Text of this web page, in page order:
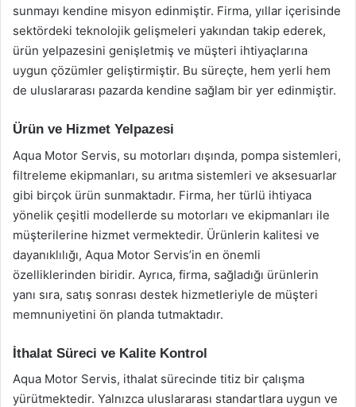
sunmayı kendine misyon edinmiştir. Firma, yıllar içerisinde
sektördeki teknolojik gelişmeleri yakından takip ederek,
ürün yelpazesini genişletmiş ve müşteri ihtiyaçlarına
uygun çözümler geliştirmiştir. Bu süreçte, hem yerli hem
de uluslararası pazarda kendine sağlam bir yer edinmiştir.
Ürün ve Hizmet Yelpazesi
Aqua Motor Servis, su motorları dışında, pompa sistemleri,
filtreleme ekipmanları, su arıtma sistemleri ve aksesuarlar
gibi birçok ürün sunmaktadır. Firma, her türlü ihtiyaca
yönelik çeşitli modellerde su motorları ve ekipmanları ile
müşterilerine hizmet vermektedir. Ürünlerin kalitesi ve
dayanıklılığı, Aqua Motor Servis’in en önemli
özelliklerinden biridir. Ayrıca, firma, sağladığı ürünlerin
yanı sıra, satış sonrası destek hizmetleriyle de müşteri
memnuniyetini ön planda tutmaktadır.
İthalat Süreci ve Kalite Kontrol
Aqua Motor Servis, ithalat sürecinde titiz bir çalışma
yürütmektedir. Yalnızca uluslararası standartlara uygun ve